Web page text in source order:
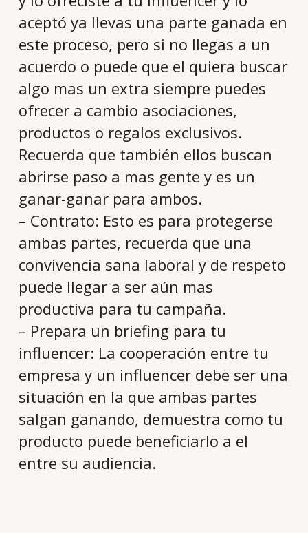
aceptó ya llevas una parte ganada en
este proceso, pero si no llegas a un
acuerdo o puede que el quiera buscar
algo mas un extra siempre puedes
ofrecer a cambio asociaciones,
productos o regalos exclusivos.
Recuerda que también ellos buscan
abrirse paso a mas gente y es un
ganar-ganar para ambos.
– Contrato: Esto es para protegerse
ambas partes, recuerda que una
convivencia sana laboral y de respeto
puede llegar a ser aún mas
productiva para tu campaña.
– Prepara un briefing para tu
influencer: La cooperación entre tu
empresa y un influencer debe ser una
situación en la que ambas partes
salgan ganando, demuestra como tu
producto puede beneficiarlo a el
entre su audiencia.